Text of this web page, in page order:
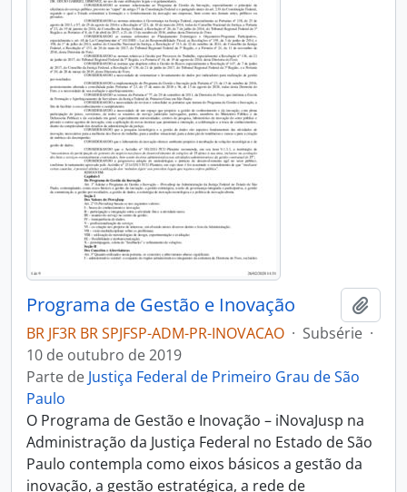
Programa de Gestão e Inovação
BR JF3R BR SPJFSP-ADM-PR-INOVACAO · Subsérie ·
10 de outubro de 2019
Parte de Justiça Federal de Primeiro Grau de São
Paulo
O Programa de Gestão e Inovação – iNovaJusp na
Administração da Justiça Federal no Estado de São
Paulo contempla como eixos básicos a gestão da
inovação, a gestão estratégica, a rede de